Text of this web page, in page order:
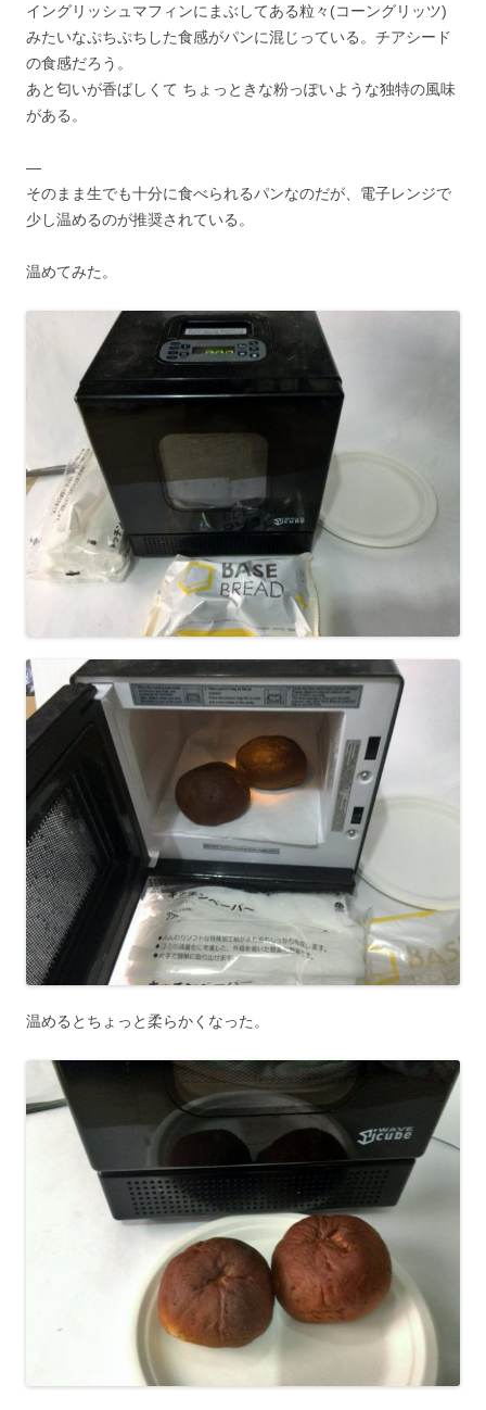
イングリッシュマフィンにまぶしてある粒々(コーングリッツ)
みたいなぷちぷちした食感がパンに混じっている。チアシード
の食感だろう。
あと匂いが香ばしくて ちょっときな粉っぽいような独特の風味
がある。
—
そのまま生でも十分に食べられるパンなのだが、電子レンジで
少し温めるのが推奨されている。
温めてみた。
温めるとちょっと柔らかくなった。